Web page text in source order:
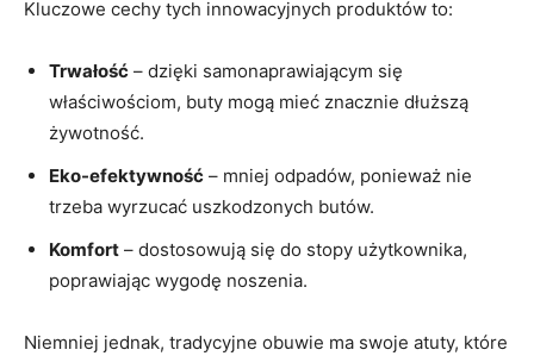
Kluczowe cechy tych innowacyjnych produktów to:
Trwałość – dzięki samonaprawiającym się
właściwościom, buty mogą mieć znacznie dłuższą
żywotność.
Eko-efektywność – mniej odpadów, ponieważ nie
trzeba wyrzucać uszkodzonych butów.
Komfort – dostosowują się do stopy użytkownika,
poprawiając wygodę noszenia.
Niemniej jednak, tradycyjne obuwie ma swoje atuty, które